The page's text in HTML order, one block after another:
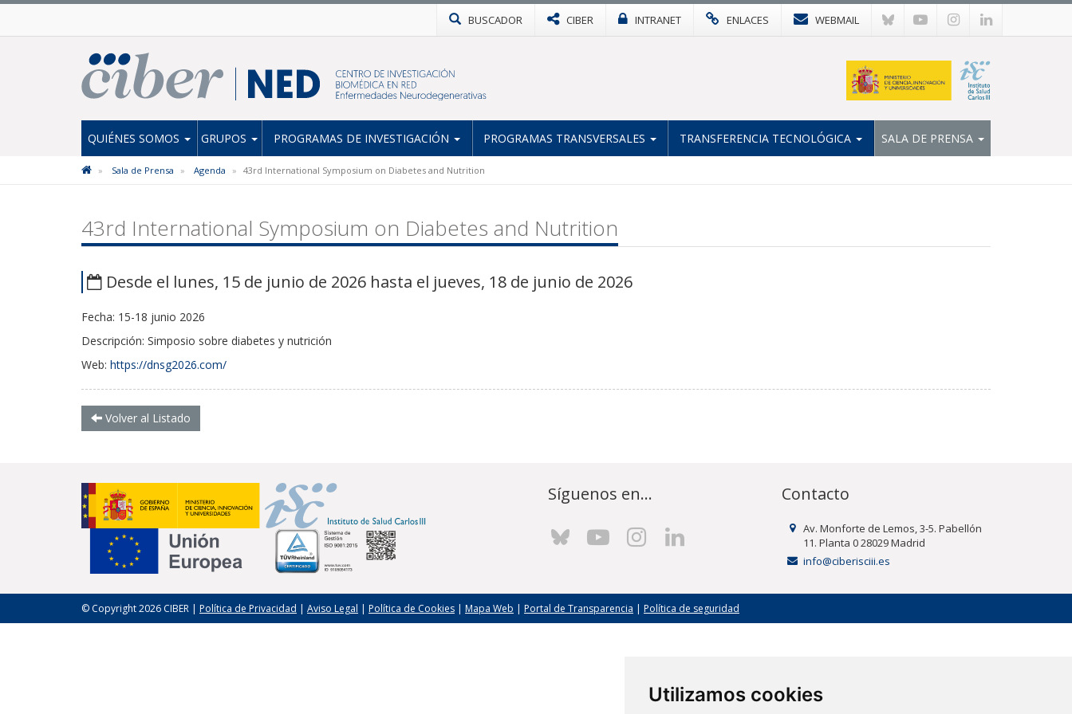
Utilizamos cookies
BUSCADOR CIBER INTRANET ENLACES WEBMAIL
QUIÉNES SOMOS GRUPOS PROGRAMAS DE INVESTIGACIÓN PROGRAMAS TRANSVERSALES TRANSFERENCIA TECNOLÓGICA SALA DE PRENSA
Sala de Prensa Agenda 43rd International Symposium on Diabetes and Nutrition
43rd International Symposium on Diabetes and Nutrition
Desde el lunes, 15 de junio de 2026 hasta el jueves, 18 de junio de 2026
Fecha: 15-18 junio 2026
Descripción: Simposio sobre diabetes y nutrición
Web: https://dnsg2026.com/
Volver al Listado
Síguenos en... Contacto
Av. Monforte de Lemos, 3-5. Pabellón
11. Planta 0 28029 Madrid
info@ciberisciii.es
© Copyright 2026 CIBER | Política de Privacidad | Aviso Legal | Política de Cookies | Mapa Web | Portal de Transparencia | Política de seguridad